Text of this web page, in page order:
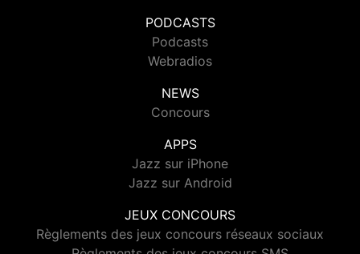
PODCASTS
Podcasts
Webradios
NEWS
Concours
APPS
Jazz sur iPhone
Jazz sur Android
JEUX CONCOURS
Règlements des jeux concours réseaux sociaux